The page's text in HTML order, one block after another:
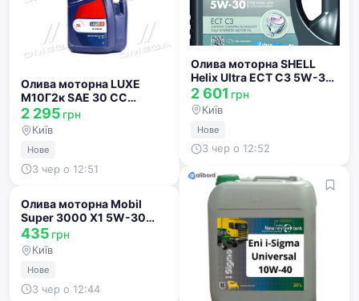
Олива моторна LUXE
М10Г2к SAE 30 CC
(Каністра 20л) 7457
2 295 грн
Київ
Нове
3 чер о 12:51
Олива моторна Mobil
Super 3000 X1 5W-30
Formula FE (Каністра 1л)
151520
435 грн
Київ
Нове
3 чер о 12:44
Олива моторна SHELL
Helix Ultra ECT С3 5W-30
SN/CF (Каністра 4л)
550050441
2 601 грн
Київ
Нове
3 чер о 12:52